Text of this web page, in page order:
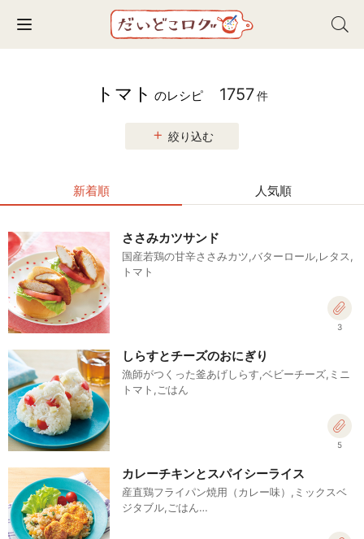
Toggle navigation
トマト のレシピ 1757件
絞り込む
新着順 人気順
ささみカツサンド
国産若鶏の甘辛ささみカツ,バターロール,レタス,
トマト
3
しらすとチーズのおにぎり
漁師がつくった釜あげしらす,ベビーチーズ,ミニ
トマト,ごはん
5
カレーチキンとスパイシーライス
産直鶏フライパン焼用（カレー味）,ミックスベ
ジタブル,ごはん…